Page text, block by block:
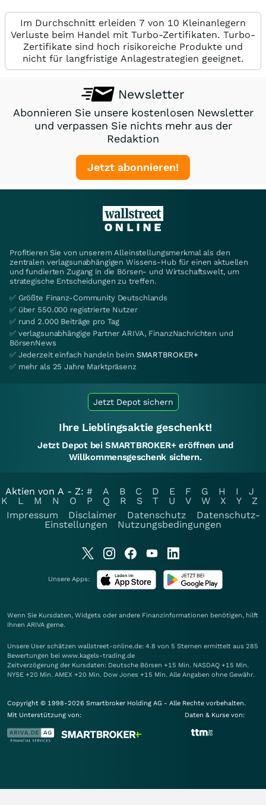
Im Durchschnitt erleiden 7 von 10 Kleinanlegern
Verluste beim Handel mit Turbo-Zertifikaten. Turbo-
Zertifikate sind hoch risikoreiche Produkte und
nicht für langfristige Anlagestrategien geeignet.
Newsletter
Abonnieren Sie unsere kostenlosen Newsletter
und verpassen Sie nichts mehr aus der
Redaktion
Jetzt abonnieren!
Profitieren Sie von unserem Alleinstellungsmerkmal als den
zentralen verlagsunabhängigen Wissens-Hub für einen aktuellen
und fundierten Zugang in die Börsen- und Wirtschaftswelt, um
strategische Entscheidungen zu treffen.
✅ Größte Finanz-Community Deutschlands
✅ über 550.000 registrierte Nutzer
✅ rund 2.000 Beiträge pro Tag
✅ verlagsunabhängige Partner ARIVA, FinanzNachrichten und
BörsenNews
✅ Jederzeit einfach handeln beim SMARTBROKER+
✅ mehr als 25 Jahre Marktpräsenz
Jetzt Depot sichern
Ihre Lieblingsaktie geschenkt!
Jetzt Depot bei SMARTBROKER+ eröffnen und
Willkommensgeschenk sichern.
Aktien von A - Z: # A B C D E F G H I
J
K
L M N O P Q R S T U V W X Y
Z
Impressum
Disclaimer Datenschutz
Datenschutz-
Einstellungen
Nutzungsbedingungen
Unsere Apps:
Wenn Sie Kursdaten, Widgets oder andere Finanzinformationen benötigen, hilft
Ihnen ARIVA gerne.
Unsere User schätzen wallstreet-online.de: 4.8 von 5 Sternen ermittelt aus 285
Bewertungen bei www.kagels-trading.de
Zeitverzögerung der Kursdaten: Deutsche Börsen +15 Min. NASDAQ +15 Min.
NYSE +20 Min. AMEX +20 Min. Dow Jones +15 Min. Alle Angaben ohne Gewähr.
Copyright © 1998-2026 Smartbroker Holding AG - Alle Rechte vorbehalten.
Mit Unterstützung von:
Daten & Kurse von: